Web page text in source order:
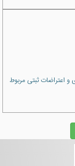
اعتراضات ثبتی مربوط